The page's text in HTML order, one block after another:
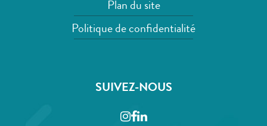
Plan du site
Politique de confidentialité
SUIVEZ-NOUS
Instagram
Facebook
LinkedIn